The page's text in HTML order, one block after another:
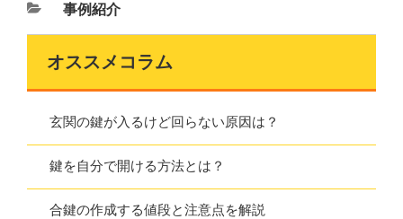
事例紹介
オススメコラム
玄関の鍵が入るけど回らない原因は？
鍵を自分で開ける方法とは？
合鍵の作成する値段と注意点を解説